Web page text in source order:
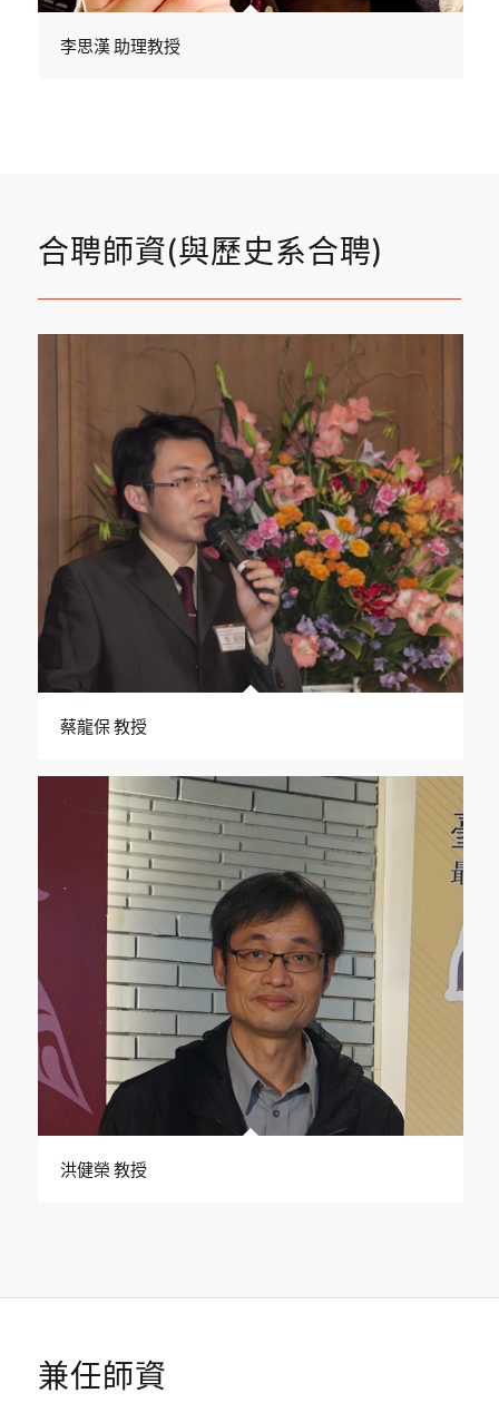
李思漢 助理教授
合聘師資(與歷史系合聘)
蔡龍保 教授
洪健榮 教授
兼任師資